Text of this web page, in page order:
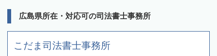
広島県所在・対応可の司法書士事務所
こだま司法書士事務所